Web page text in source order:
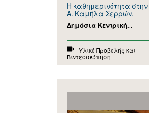
Η καθημερινότητα στην
Α. Καμήλα Σερρών.
Δημόσια Κεντρική...
Υλικό Προβολής και
Βιντεοσκόπηση